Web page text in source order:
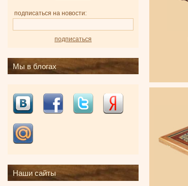
подписаться на новости:
подписаться
Мы в блогах
Наши сайты